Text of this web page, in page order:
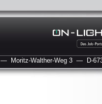
— Moritz-Walther-Weg 3 — D-